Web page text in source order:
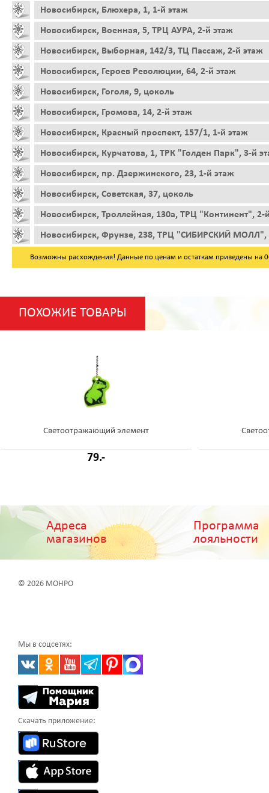
Новосибирск, Блюхера, 1, 1-й этаж
Новосибирск, Военная, 5, ТРЦ АУРА, 2-й этаж
Новосибирск, Выборная, 142/3, ТЦ Пассаж, 2-й этаж
Новосибирск, Героев Революции, 64, 2-й этаж
Новосибирск, Гоголя, 9, цоколь
Новосибирск, Громова, 14, 2-й этаж
Новосибирск, Красный проспект, 157/1, 1-й этаж
Новосибирск, Курчатова, 1, ТРК "Голден Парк", 3-й
Новосибирск, пр. Дзержинского, 23, 1-й этаж
Новосибирск, Советская, 37, цоколь
Новосибирск, Троллейная, 130а, ТРЦ "Континент", 2-
Новосибирск, Фрунзе, 238, ТРЦ "СИБИРСКИЙ МОЛЛ",
Возможны расхождения! Данные по ценам и остаткам приведены на
ПОХОЖИЕ ТОВАРЫ
Светоотражающий элемент
79.-
Адреса
магазинов
Программа
лояльности
© 2026 МОНРО
Мы в соцсетях:
Скачать приложение: